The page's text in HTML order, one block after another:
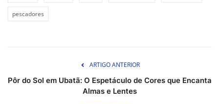
pescadores
ARTIGO ANTERIOR
Pôr do Sol em Ubatã: O Espetáculo de Cores que Encanta
Almas e Lentes